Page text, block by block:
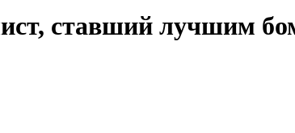
ставший лучшим